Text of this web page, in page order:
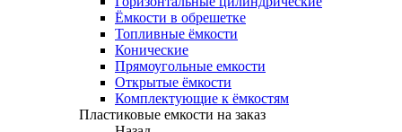
Ёмкости в обрешетке
Топливные ёмкости
Конические
Прямоугольные емкости
Открытые ёмкости
Комплектующие к ёмкостям
Пластиковые емкости на заказ